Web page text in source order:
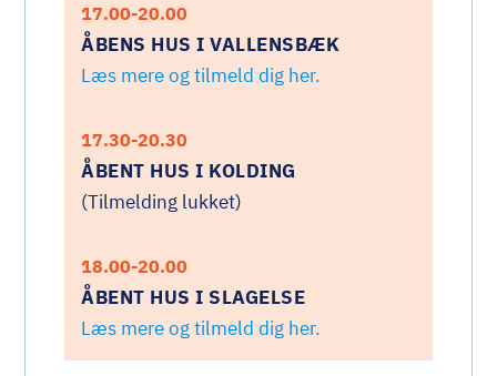
17.00-20.00
ÅBENS HUS I VALLENSBÆK
Læs mere og tilmeld dig her.
17.30-20.30
ÅBENT HUS I KOLDING
(Tilmelding lukket)
18.00-20.00
ÅBENT HUS I SLAGELSE
Læs mere og tilmeld dig her.